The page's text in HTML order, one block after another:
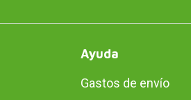
Ayuda
Gastos de envío